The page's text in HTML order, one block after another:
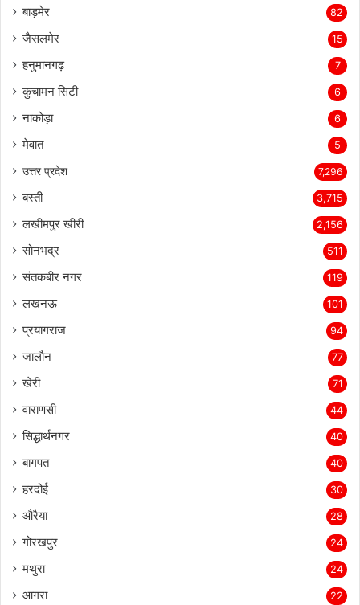
बाड़मेर 82
जैसलमेर 15
हनुमानगढ़ 7
कुचामन सिटी 6
नाकोड़ा 6
मेवात 5
उत्तर प्रदेश 7,296
बस्ती 3,715
लखीमपुर खीरी 2,156
सोनभद्र 511
संतकबीर नगर 119
लखनऊ 101
प्रयागराज 94
जालौन 77
खेरी 71
वाराणसी 44
सिद्धार्थनगर 40
बागपत 40
हरदोई 30
औरैया 28
गोरखपुर 24
मथुरा 24
आगरा 22